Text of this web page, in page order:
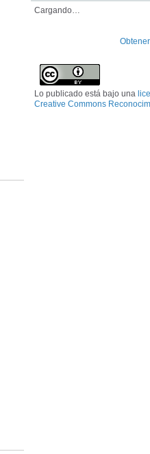
Cargando…
Lo publicado está bajo una
Creative Commons